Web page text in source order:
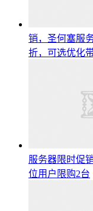
销，圣何塞服
折，可选优化
服务器限时促
位用户限购2台